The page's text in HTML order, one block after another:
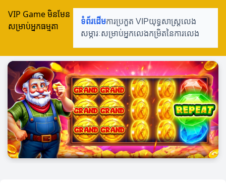
VIP Game មិនមែន
សម្រាប់អ្នកធម្មតា
ទំព័រដើមការប្រកួត VIPយុទ្ធសាស្ត្រលេង
សម្ភារៈសម្រាប់អ្នកលេងកម្រិតនៃការលេង